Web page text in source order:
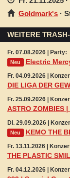
Goldmark's ·
WEITERE
Fr. 07.08.2026 | Party:
Neu Electric
Fr. 04.09.2026 |
DIE LIGA DER
Fr. 25.09.2026 |
ASTRO ZOMBIES
Di. 29.09.2026 |
Neu KEMO THE
Fr. 13.11.2026 |
THE PLASTIC
Fr. 04.12.2026 |